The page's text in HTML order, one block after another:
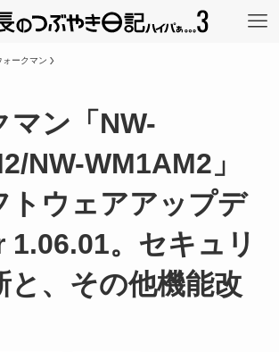
ォークマン
マン「NW-
NW-WM1AM2」
トウェアアップデ
1.06.01。セキュリ
と、その他機能改